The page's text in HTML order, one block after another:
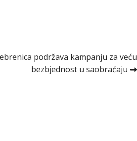
podržava kampanju za veću
bezbjednost u saobraćaju